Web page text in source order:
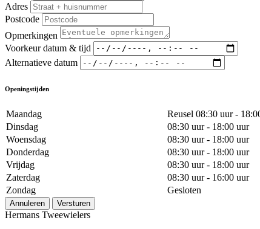
Adres
Postcode
Opmerkingen
Voorkeur datum & tijd
Alternatieve datum
Openingstijden
Maandag
Reusel 08:30 uur -
Dinsdag
08:30 uur - 18:00 uur
Woensdag
08:30 uur - 18:00 uur
Donderdag
08:30 uur - 18:00 uur
Vrijdag
08:30 uur - 18:00 uur
Zaterdag
08:30 uur - 16:00 uur
Zondag
Gesloten
Annuleren Versturen
Hermans Tweewielers